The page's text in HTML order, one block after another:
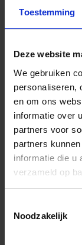
Toestemming
Deze website
We gebruiken
personaliseren,
en om ons
informatie over
partners voor
partners
informatie die u
verzameld op
Noodzakelijk
Productinformatie